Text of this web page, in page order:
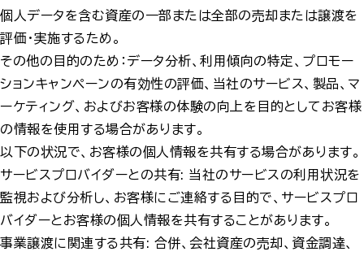
個人データを含む資産の一部または全部の売却または譲渡を
評価・実施するため。
その他の目的のため：データ分析、利用傾向の特定、プロモー
ションキャンペーンの有効性の評価、当社のサービス、製品、マ
ーケティング、およびお客様の体験の向上を目的としてお客様
の情報を使用する場合があります。
以下の状況で、お客様の個人情報を共有する場合があります。
サービスプロバイダーとの共有: 当社のサービスの利用状況を
監視および分析し、お客様にご連絡する目的で、サービスプロ
バイダーとお客様の個人情報を共有することがあります。
事業譲渡に関連する共有: 合併、会社資産の売却、資金調達、